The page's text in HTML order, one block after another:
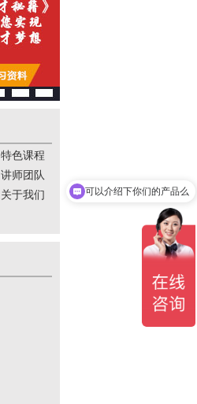
特色课程
讲师团队
关于我们
你们是怎么收费的呢